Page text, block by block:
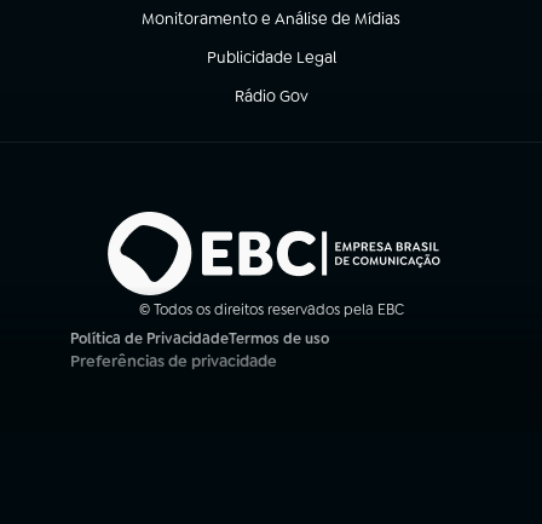
Monitoramento e Análise de Mídias
(abre em nova aba)
Publicidade Legal
(abre em nova aba)
Rádio Gov
(abre em nova aba)
© Todos os direitos reservados pela EBC
Política de Privacidade
(abre em nova aba)
Termos de uso
(abre em nova aba)
Preferências de privacidade